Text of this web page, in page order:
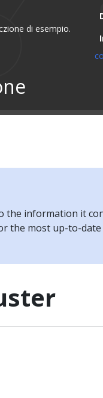
di esempio.
the information it
the most up-to-